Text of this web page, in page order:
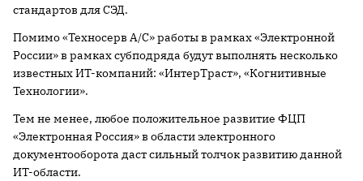
стандартов для СЭД.
Помимо «Техносерв А/С» работы в рамках «Электронной
России» в рамках субподряда будут выполнять несколько
известных ИТ-компаний: «ИнтерТраст», «Когнитивные
Технологии».
Тем не менее, любое положительное развитие ФЦП
«Электронная Россия» в области электронного
документооборота даст сильный толчок развитию данной
ИТ-области.